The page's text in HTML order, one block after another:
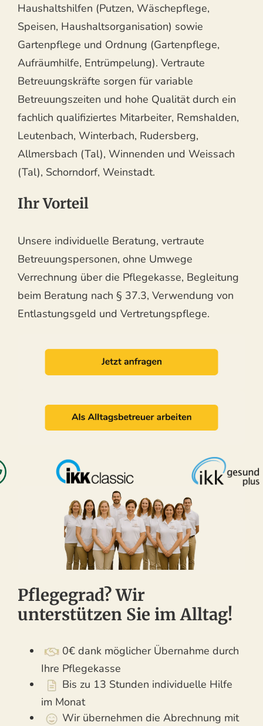
Haushaltshilfen (Putzen, Wäschepflege,
Speisen, Haushaltsorganisation) sowie
Gartenpflege und Ordnung (Gartenpflege,
Aufräumhilfe, Entrümpelung). Vertraute
Betreuungskräfte sorgen für variable
Betreuungszeiten und hohe Qualität durch ein
fachlich qualifiziertes Mitarbeiter, Remshalden,
Leutenbach, Winterbach, Rudersberg,
Allmersbach (Tal), Winnenden und Weissach
(Tal), Schorndorf, Weinstadt.
Ihr Vorteil
Unsere individuelle Beratung, vertraute
Betreuungspersonen, ohne Umwege
Verrechnung über die Pflegekasse, Begleitung
beim Beratung nach § 37.3, Verwendung von
Entlastungsgeld und Vertretungspflege.
Pflegegrad? Wir
unterstützen Sie im Alltag!
0€ dank möglicher Übernahme durch
Ihre Pflegekasse
Bis zu 13 Stunden individuelle Hilfe
im Monat
Wir übernehmen die Abrechnung mit